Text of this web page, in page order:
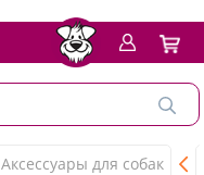
Аксессуары для собак